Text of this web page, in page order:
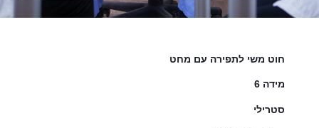
חוט משי לתפירה עם מחט
מידה 6
סטרילי